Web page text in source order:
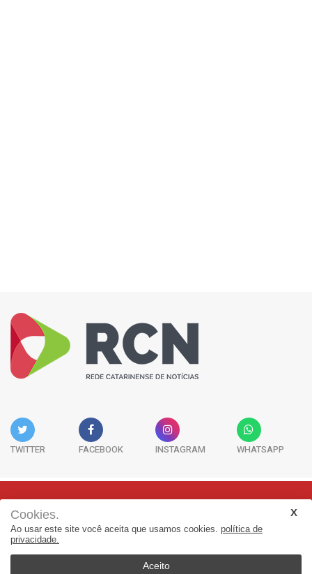
TWITTER FACEBOOK INSTAGRAM WHATSAPP
Rua Adolfo Melo, 38 - Sala 902 - Centro | Florianópolis-SC | CEP:
88015-090
(48) 3298-7979 | jornalismo@adjorisc.com.br
© 2026, Rede Catarinense de Noticias - RCN. Todos os direitos
Cookies.
Ao usar este site você aceita que usamos cookies. política de
privacidade.
Aceito